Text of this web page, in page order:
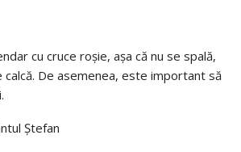
cu cruce roșie, așa că nu se spală,
calcă. De asemenea, este important să
Ștefan